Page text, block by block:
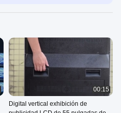
00:15
Digital vertical exhibición de